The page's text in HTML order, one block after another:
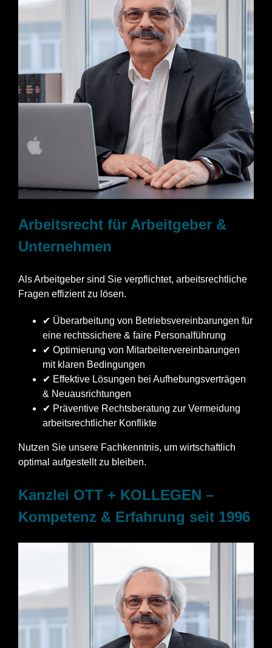
Arbeitsrecht für Arbeitgeber &
Unternehmen
Als Arbeitgeber sind Sie verpflichtet, arbeitsrechtliche
Fragen effizient zu lösen.
✔ Überarbeitung von Betriebsvereinbarungen für
eine rechtssichere & faire Personalführung
✔ Optimierung von Mitarbeitervereinbarungen
mit klaren Bedingungen
✔ Effektive Lösungen bei Aufhebungsverträgen
& Neuausrichtungen
✔ Präventive Rechtsberatung zur Vermeidung
arbeitsrechtlicher Konflikte
Nutzen Sie unsere Fachkenntnis, um wirtschaftlich
optimal aufgestellt zu bleiben.
Kanzlei OTT + KOLLEGEN –
Kompetenz & Erfahrung seit 1996